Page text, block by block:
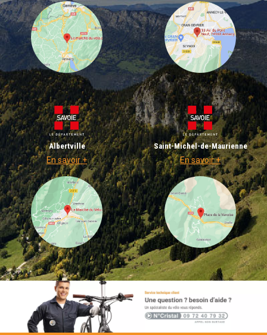
Albertville
En savoir +
Saint-Michel-de-Maurienne
En savoir +